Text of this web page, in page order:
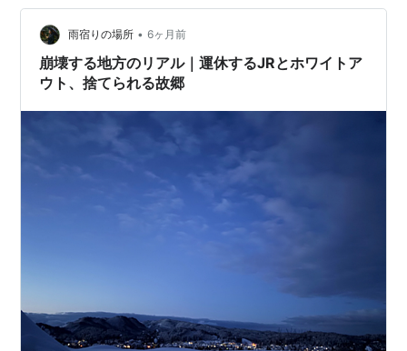
な感じでネズミとりがあるのかな？ 反則金は5000円～
12,000円ということで、けっこうきっつい金額ですね。
こういうことをウダウダ考えないといけないのが、もう
嫌なんですよねー。 こんなきれいな色…
雨宿りの場所 • 6ヶ月前
崩壊する地方のリアル｜運休するJRとホワイトア
ウト、捨てられる故郷